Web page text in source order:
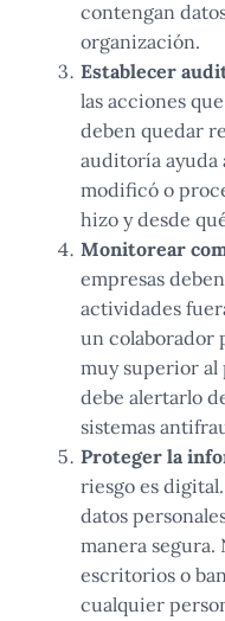
contengan
organización.
Establecer
las acciones
deben quedar
auditoría ayuda
modificó o
hizo y desde
Monitorear
empresas
actividades
un colaborador
muy superior al
debe alertarlo
sistemas
Proteger la
riesgo es
datos
manera segura.
escritorios o
cualquier